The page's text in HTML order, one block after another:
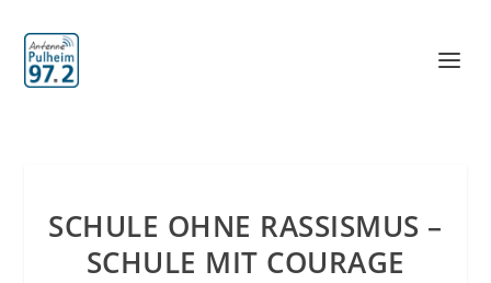
SCHULE OHNE RASSISMUS –
SCHULE MIT COURAGE